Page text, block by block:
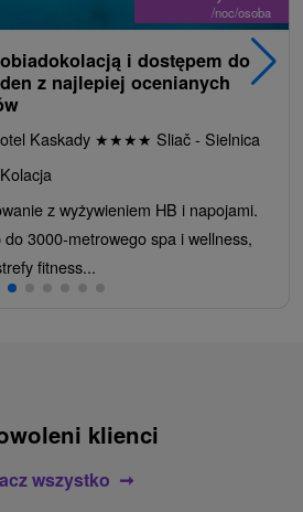
/noc/osoba
i dostępem do
z najlepiej ocenianych
Kaskady ★★★★ Sliač - Sielnica
z wyżywieniem HB i napojami.
3000-metrowego spa i wellness,
fitness...
klienci
wszystko